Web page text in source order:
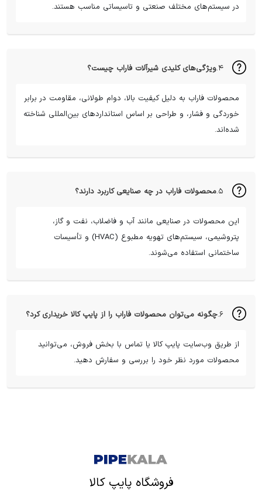
در سیستم‌های مختلف صنعتی و تاسیساتی مناسب هستند.
ویژگی‌های کلیدی شیرآلات فاراب چیست؟
محصولات فاراب به دلیل کیفیت بالا، دوام طولانی، مقاومت در برابر
خوردگی و فشار، و طراحی بر اساس استانداردهای بین‌المللی شناخته
شده‌اند.
محصولات فاراب در چه صنایعی کاربرد دارند؟
این محصولات در صنایعی مانند آب و فاضلاب، نفت و گاز،
پتروشیمی، سیستم‌های تهویه مطبوع (HVAC) و تأسیسات
ساختمانی استفاده می‌شوند.
چگونه می‌توان محصولات فاراب را از پایپ کالا خریداری کرد؟
از طریق وب‌سایت پایپ کالا یا تماس با بخش فروش، می‌توانید
محصولات مورد نظر خود را بررسی و سفارش دهید.
فروشگاه پایپ کالا